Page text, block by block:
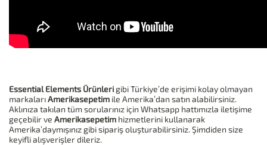
Essential Elements Ürünleri gibi Türkiye’de erişimi kolay olmayan
markalarıAmerikasepetim ile Amerika’dan satın alabilirsiniz.
Aklınıza takılan tüm sorularınız için Whatsapp hattımızla iletişime
geçebilir ve Amerikasepetim hizmetlerini kullanarak
Amerika’daymışınız gibi sipariş oluşturabilirsiniz. Şimdiden size
keyifli alışverişler dileriz.